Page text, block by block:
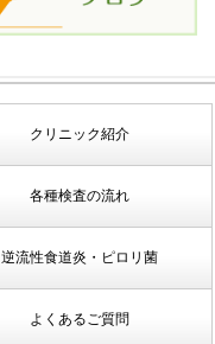
クリニック紹介
各種検査の流れ
逆流性食道炎・ピロリ菌
よくあるご質問